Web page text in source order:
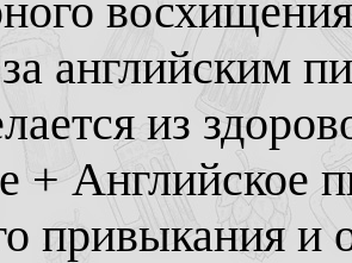
за английским
из
+ Английское
привыкания и